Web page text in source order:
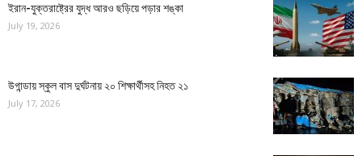
ইরান-যুক্তরাষ্ট্রের যুদ্ধ আরও ছড়িয়ে পড়ার শঙ্কা
July 19, 2026
উগান্ডায় স্কুল বাস দুর্ঘটনায় ২০ শিক্ষার্থীসহ নিহত ২১
July 17, 2026